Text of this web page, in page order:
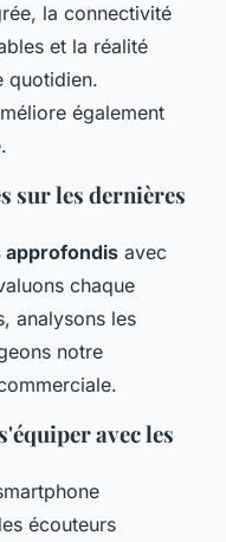
la connectivité
et la réalité
quotidien.
également
sur les dernières
approfondis avec
chaque
analysons les
notre
avec les
écouteurs